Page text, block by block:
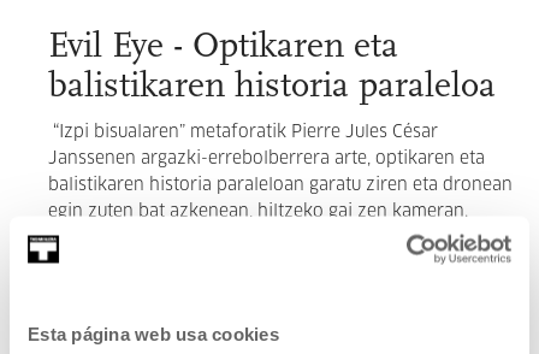
Esta página web usa cookies
Evil Eye - Optikaren eta
balistikaren historia paraleloa
“Izpi bisualaren” metaforatik Pierre Jules César
Janssenen argazki-errebolberrera arte, optikaren eta
balistikaren historia paraleloan garatu ziren eta dronean
egin zuten bat azkenean, hiltzeko gai zen kameran.